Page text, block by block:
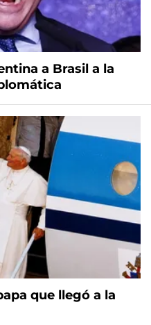
a Brasil a la
que llegó a la